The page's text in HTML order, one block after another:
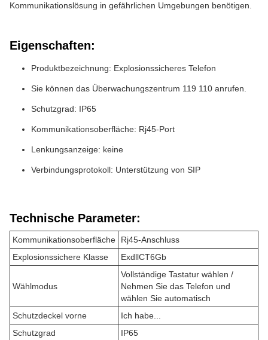
Kommunikationslösung in gefährlichen Umgebungen benötigen.
Eigenschaften:
Produktbezeichnung: Explosionssicheres Telefon
Sie können das Überwachungszentrum 119 110 anrufen.
Schutzgrad: IP65
Kommunikationsoberfläche: Rj45-Port
Lenkungsanzeige: keine
Verbindungsprotokoll: Unterstützung von SIP
Technische Parameter:
Kommunikationsoberfläche
Rj45-Anschluss
Explosionssichere Klasse
ExdllCT6Gb
Wählmodus
Vollständige Tastatur wählen /
Nehmen Sie das Telefon und
wählen Sie automatisch
Schutzdeckel vorne
Ich habe...
Schutzgrad
IP65